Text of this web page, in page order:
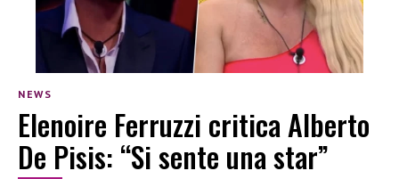
NEWS
Elenoire Ferruzzi critica Alberto
De Pisis: “Si sente una star”